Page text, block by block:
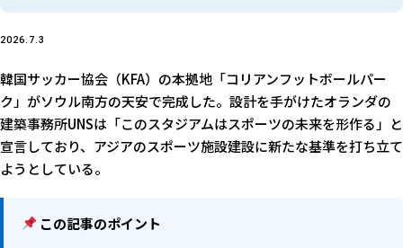
2026.7.3
韓国サッカー協会（KFA）の本拠地「コリアンフットボールパー
ク」がソウル南方の天安で完成した。設計を手がけたオランダの
建築事務所UNSは「このスタジアムはスポーツの未来を形作る」と
宣言しており、アジアのスポーツ施設建設に新たな基準を打ち立て
ようとしている。
この記事のポイント